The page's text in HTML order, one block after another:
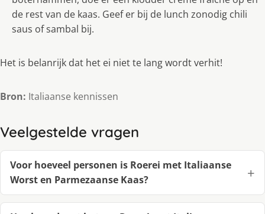
de rest van de kaas. Geef er bij de lunch zonodig chili
saus of sambal bij.
Het is belanrijk dat het ei niet te lang wordt verhit!
Bron: Italiaanse kennissen
Veelgestelde vragen
Voor hoeveel personen is Roerei met Italiaanse
Worst en Parmezaanse Kaas?